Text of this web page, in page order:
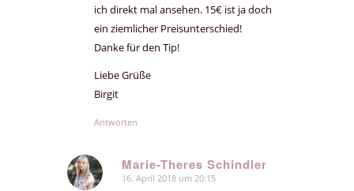
ich direkt mal ansehen. 15€ ist ja doch
ein ziemlicher Preisunterschied!
Danke für den Tip!
Liebe Grüße
Birgit
Antworten
Marie-Theres Schindler
sagte:
16. April 2018 um 20:15